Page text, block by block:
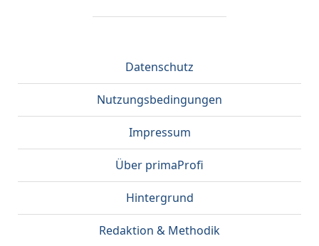
Datenschutz
Nutzungsbedingungen
Impressum
Über primaProfi
Hintergrund
Redaktion & Methodik